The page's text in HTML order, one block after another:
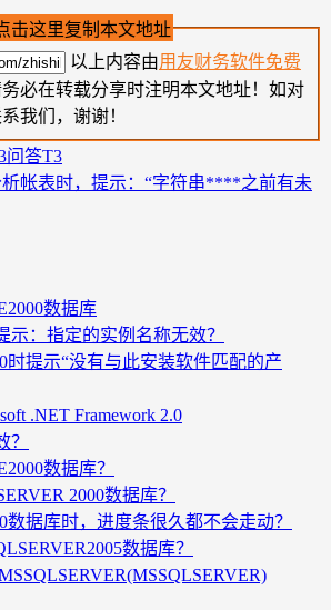
击这里复制本文地址
以上内容由用友财务软件免费
必在转载分享时注明本文地址！如对
我们，谢谢！
问答T3
帐表时，提示：“字符串****之前有未
数据库
示：指定的实例名称无效？
时提示“没有与此安装软件匹配的产
.NET Framework 2.0
？
数据库？
2000数据库？
数据库时，进度条很久都不会走动？
数据库？